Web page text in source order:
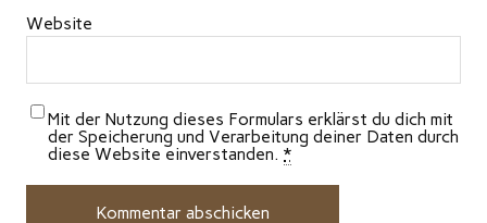
Website
Mit der Nutzung dieses Formulars erklärst du dich mit
der Speicherung und Verarbeitung deiner Daten durch
diese Website einverstanden. *